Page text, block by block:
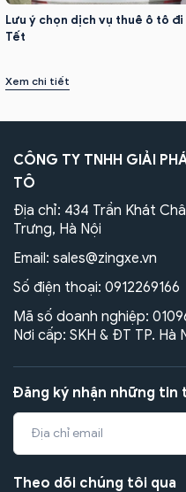
Lưu ý chọn dịch vụ thuê ô tô đi
Tết
Xem chi tiết
CÔNG TY TNHH GIẢI
TÔ
Địa chỉ: 434 Trần Khát
Trưng, Hà Nội
Email: sales@zingxe.vn
Số điện thoại: 0912269166
Mã số doanh nghiệp:
Nơi cấp: SKH & ĐT TP. Hà
Đăng ký nhận những
Theo dõi chúng tôi qua